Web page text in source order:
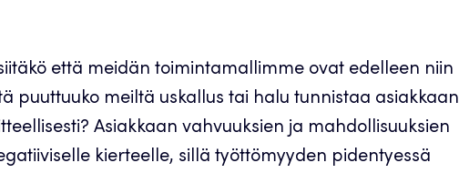
että meidän toimintamallimme ovat edelleen niin
puuttuuko meiltä uskallus tai halu tunnistaa asiakkaan
Asiakkaan vahvuuksien ja mahdollisuuksien
kierteelle, sillä työttömyyden pidentyessä